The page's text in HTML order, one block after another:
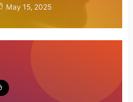
May 15, 2025